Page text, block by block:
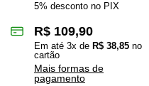
5% desconto no PIX
R$ 109,90
Em até 3x de R$ 38,85 no
cartão
Mais formas de
pagamento